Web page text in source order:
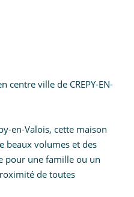
centre ville de CREPY-EN-
en-Valois, cette maison
beaux volumes et des
pour une famille ou un
de toutes